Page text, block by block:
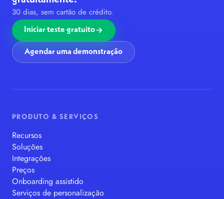
30 dias, sem cartão de crédito.
Iniciar teste gratuito
Agendar uma demonstração
PRODUTO & SERVIÇOS
Recursos
Soluções
Integrações
Preços
Onboarding assistido
Serviços de personalização